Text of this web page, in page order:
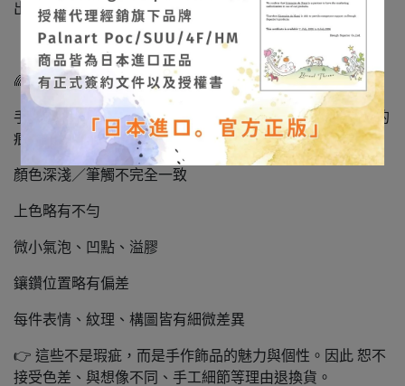
出。
🌈【手作商品特性｜非瑕疵說明】
手作飾品本就像手寫日記一樣，會留下些許溫度與不完美的
痕跡，以下皆屬正常現象：
顏色深淺／筆觸不完全一致
上色略有不勻
微小氣泡、凹點、溢膠
鑲鑽位置略有偏差
每件表情、紋理、構圖皆有細微差異
👉 這些不是瑕疵，而是手作飾品的魅力與個性。因此 恕不
接受色差、與想像不同、手工細節等理由退換貨。